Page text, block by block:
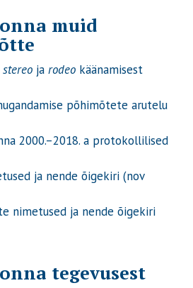
muid
stereo ja rodeo käänamisest
põhimõtete arutelu
2000.–2018. a protokollilised
ja nende õigekiri (nov
nimetused ja nende õigekiri
tegevusest